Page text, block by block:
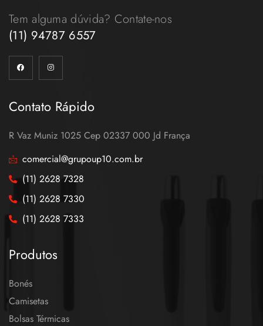
Tem alguma dúvida? Contate-nos
(11) 94787 6557
Contato Rápido
R Vaz Muniz 1025 Cep 02337 000 Jd França
comercial@grupoup10.com.br
(11) 2628 7328
(11) 2628 7330
(11) 2628 7333
Produtos
Bonés
Camisetas
Bolsas Térmicas